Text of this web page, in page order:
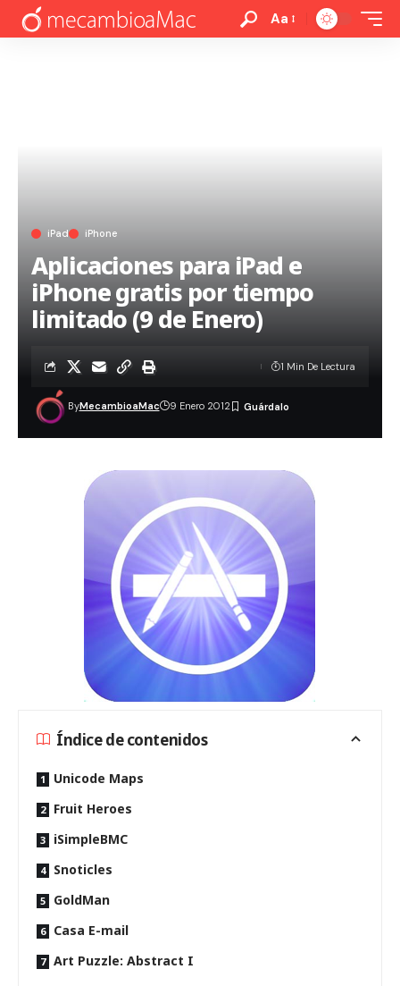
Aa
iPad iPhone
Aplicaciones para iPad e
iPhone gratis por tiempo
limitado (9 de Enero)
ByMecambioaMac 9 Enero 2012
1 Min De Lectura
Índice de contenidos
Unicode Maps
Fruit Heroes
iSimpleBMC
Snoticles
GoldMan
Casa E-mail
Art Puzzle: Abstract I